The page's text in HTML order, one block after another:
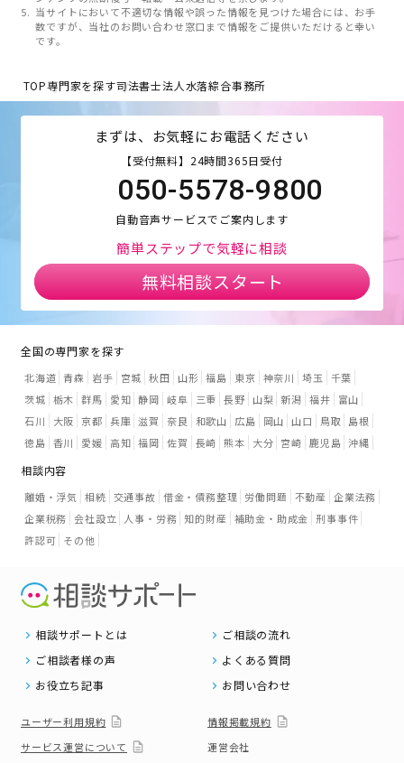
当サイトにおいて不適切な情報や誤った情報を見つけた場合には、お手
数ですが、当社のお問い合わせ窓口まで情報をご提供いただけると幸い
です。
TOP専門家を探す司法書士法人水落綜合事務所
まずは、お気軽にお電話ください
【受付無料】24時間365日受付
050-5578-9800
自動音声サービスでご案内します
簡単ステップで気軽に相談
無料相談スタート
全国の専門家を探す
北海道 青森 岩手 宮城 秋田 山形 福島 東京 神奈川 埼玉 千葉
茨城 栃木 群馬 愛知 静岡 岐阜 三重 長野 山梨 新潟 福井
富山
石川
大阪 京都 兵庫 滋賀 奈良 和歌山 広島 岡山 山口 鳥取
島根
徳島 香川 愛媛 高知 福岡 佐賀 長崎 熊本 大分 宮崎 鹿児島 沖縄
相談内容
離婚・浮気 相続 交通事故 借金・債務整理 労働問題 不動産 企業法務
企業税務 会社設立 人事・労務 知的財産 補助金・助成金 刑事事件
許認可 その他
相談サポートとは
ご相談の流れ
ご相談者様の声
よくある質問
お役立ち記事
お問い合わせ
ユーザー利用規約
情報掲載規約
サービス運営について
運営会社